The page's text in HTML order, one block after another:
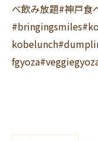
べ飲み放題#神戸食